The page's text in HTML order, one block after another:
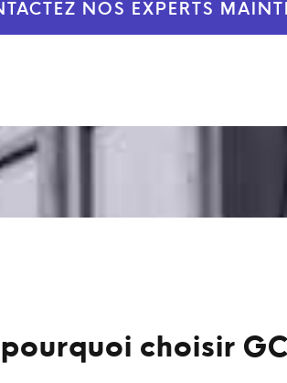
NOS EXPERTS
choisir